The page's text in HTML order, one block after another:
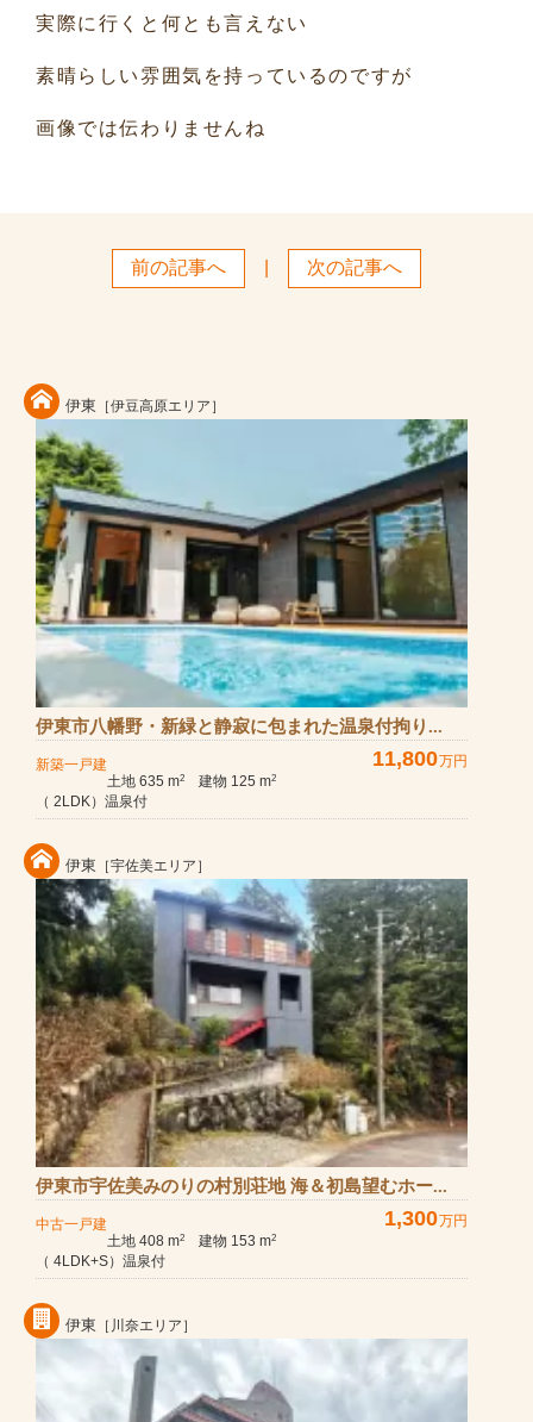
実際に行くと何とも言えない
素晴らしい雰囲気を持っているのですが
画像では伝わりませんね
前の記事へ 次の記事へ
伊東 ［伊豆高原エリア］
伊東市八幡野・新緑と静寂に包まれた温泉付拘り...
新築一戸建 11,800万円
土地 635 m2 建物 125 m2
（ 2LDK）温泉付
伊東 ［宇佐美エリア］
伊東市宇佐美みのりの村別荘地 海＆初島望むホー...
中古一戸建 1,300万円
土地 408 m2 建物 153 m2
（ 4LDK+S）温泉付
伊東 ［川奈エリア］